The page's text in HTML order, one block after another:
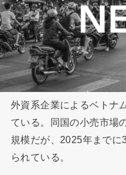
外資系企業によるベトナ
ている。同国の小売市場
規模だが、2025年まで
られている。